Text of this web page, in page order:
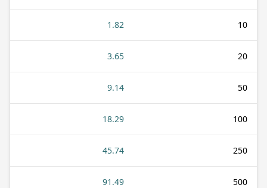
10
1.82
20
3.65
50
9.14
100
18.29
250
45.74
500
91.49